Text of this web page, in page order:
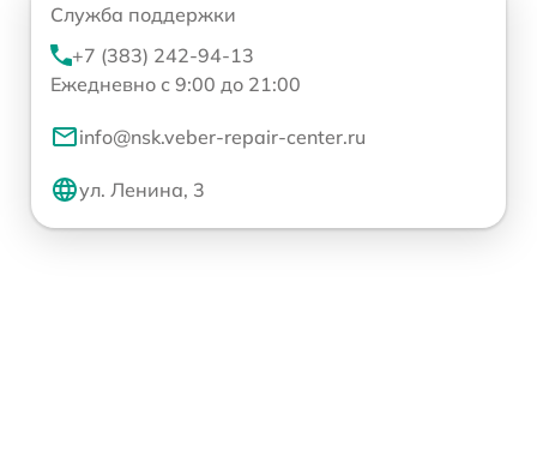
Служба поддержки
+7 (383) 242-94-13
Ежедневно с 9:00 до 21:00
info@nsk.veber-repair-center.ru
ул. Ленина, 3